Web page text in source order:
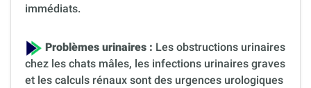
immédiats.
Problèmes urinaires : Les obstructions urinaires
chez les chats mâles, les infections urinaires graves
et les calculs rénaux sont des urgences urologiques